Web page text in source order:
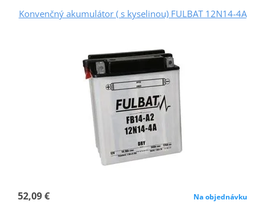
Konvenčný akumulátor ( s kyselinou) FULBAT 12N14-4A
52,09 € Na objednávku